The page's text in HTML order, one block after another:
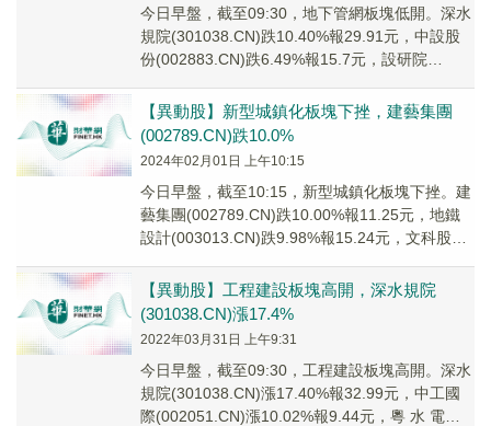
今日早盤，截至09:30，地下管網板塊低開。深水
規院(301038.CN)跌10.40%報29.91元，中設股
份(002883.CN)跌6.49%報15.7元，設研院
【異動股】新型城鎮化板塊下挫，建藝集團
(002789.CN)跌10.0%
2024年02月01日 上午10:15
今日早盤，截至10:15，新型城鎮化板塊下挫。建
藝集團(002789.CN)跌10.00%報11.25元，地鐵
設計(003013.CN)跌9.98%報15.24元，文科股份
【異動股】工程建設板塊高開，深水規院
(301038.CN)漲17.4%
2022年03月31日 上午9:31
今日早盤，截至09:30，工程建設板塊高開。深水
規院(301038.CN)漲17.40%報32.99元，中工國
際(002051.CN)漲10.02%報9.44元，粵 水 電